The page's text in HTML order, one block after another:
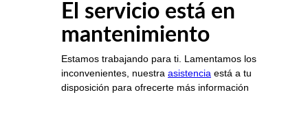
El servicio está en
mantenimiento
Estamos trabajando para ti. Lamentamos los
inconvenientes, nuestra asistencia está a tu
disposición para ofrecerte más información